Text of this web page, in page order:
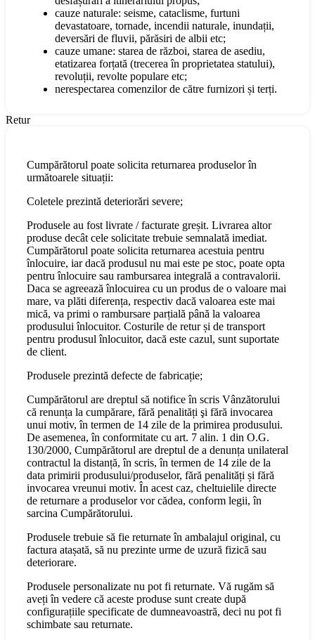
cauze naturale: seisme, cataclisme, furtuni
devastatoare, tornade, incendii naturale, inundații,
deversări de fluvii, părăsiri de albii etc;
cauze umane: starea de război, starea de asediu,
etatizarea forțată (trecerea în proprietatea statului),
revoluții, revolte populare etc;
nerespectarea comenzilor de către furnizori și terți.
Retur
Cumpărătorul poate solicita returnarea produselor în
următoarele situații:
Coletele prezintă deteriorări severe;
Produsele au fost livrate / facturate greșit. Livrarea altor
produse decât cele solicitate trebuie semnalată imediat.
Cumpărătorul poate solicita returnarea acestuia pentru
înlocuire, iar dacă produsul nu mai este pe stoc, poate opta
pentru înlocuire sau rambursarea integrală a contravalorii.
Daca se agreează înlocuirea cu un produs de o valoare mai
mare, va plăti diferența, respectiv dacă valoarea este mai
mică, va primi o rambursare parțială până la valoarea
produsului înlocuitor. Costurile de retur și de transport
pentru produsul înlocuitor, dacă este cazul, sunt suportate
de client.
Produsele prezintă defecte de fabricație;
Cumpărătorul are dreptul să notifice în scris Vânzătorului
că renunța la cumpărare, fără penalități şi fără invocarea
unui motiv, în termen de 14 zile de la primirea produsului.
De asemenea, în conformitate cu art. 7 alin. 1 din O.G.
130/2000, Cumpărătorul are dreptul de a denunța unilateral
contractul la distanță, în scris, în termen de 14 zile de la
data primirii produsului/produselor, fără penalități și fără
invocarea vreunui motiv. În acest caz, cheltuielile directe
de returnare a produselor vor cădea, conform legii, în
sarcina Cumpărătorului.
Produsele trebuie să fie returnate în ambalajul original, cu
factura atașată, să nu prezinte urme de uzură fizică sau
deteriorare.
Produsele personalizate nu pot fi returnate. Vă rugăm să
aveți în vedere că aceste produse sunt create după
configurațiile specificate de dumneavoastră, deci nu pot fi
schimbate sau returnate.